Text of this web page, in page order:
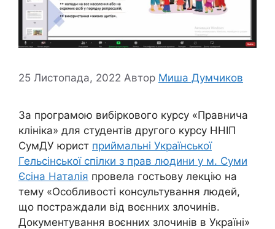
25 Листопада, 2022 Автор Миша Думчиков
За програмою вибіркового курсу «Правнича
клініка» для студентів другого курсу ННІП
СумДУ юрист приймальні Української
Гельсінської спілки з прав людини у м. Суми
Єсіна Наталія провела гостьову лекцію на
тему «Особливості консультування людей,
що постраждали від воєнних злочинів.
Документування воєнних злочинів в Україні»